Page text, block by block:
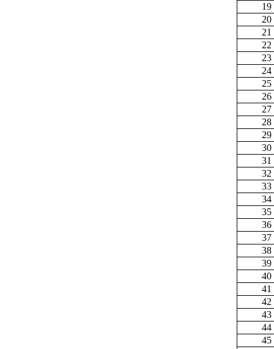
19
20
21
22
23
24
25
26
27
28
29
30
31
32
33
34
35
36
37
38
39
40
41
42
43
44
45